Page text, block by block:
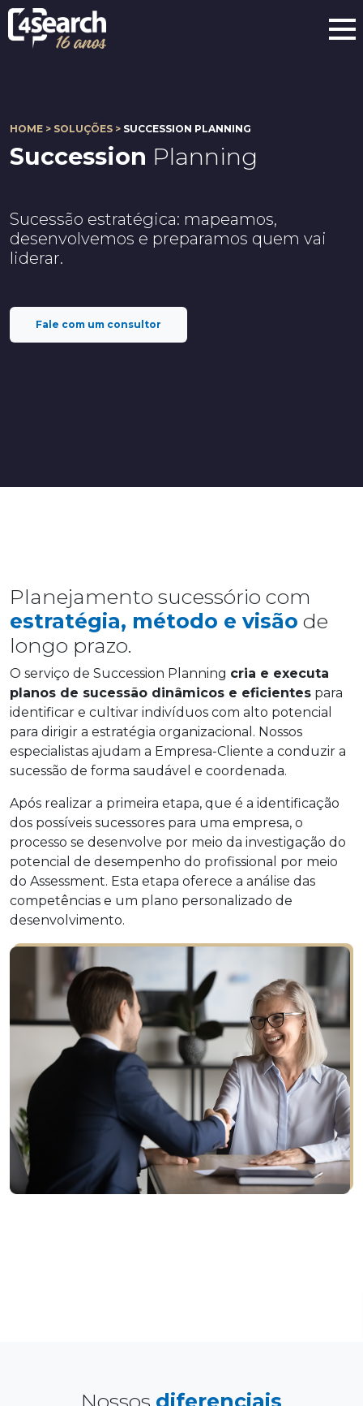
HOME > SOLUÇÕES > SUCCESSION PLANNING
Succession Planning
Sucessão estratégica: mapeamos,
desenvolvemos e preparamos quem vai
liderar.
Fale com um consultor
Planejamento sucessório com
estratégia, método e visão de
longo prazo.
O serviço de Succession Planning cria e executa
planos de sucessão dinâmicos e eficientes para
identificar e cultivar indivíduos com alto potencial
para dirigir a estratégia organizacional. Nossos
especialistas ajudam a Empresa-Cliente a conduzir a
sucessão de forma saudável e coordenada.
Após realizar a primeira etapa, que é a identificação
dos possíveis sucessores para uma empresa, o
processo se desenvolve por meio da investigação do
potencial de desempenho do profissional por meio
do Assessment. Esta etapa oferece a análise das
competências e um plano personalizado de
desenvolvimento.
Nossos diferenciais